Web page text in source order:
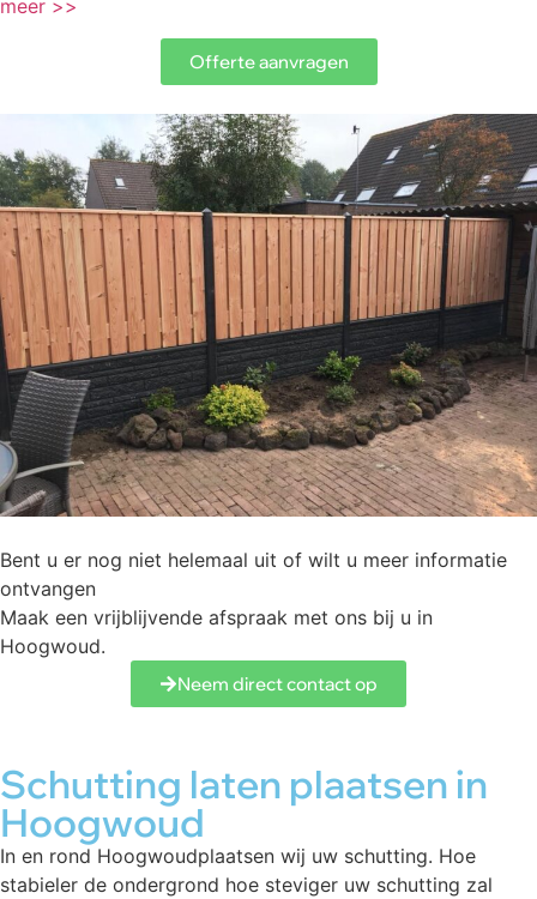
meer >>
Offerte aanvragen
Bent u er nog niet helemaal uit of wilt u meer informatie
ontvangen
Maak een vrijblijvende afspraak met ons bij u in
Hoogwoud.
Neem direct contact op
Schutting laten plaatsen in
Hoogwoud
In en rond Hoogwoudplaatsen wij uw schutting. Hoe
stabieler de ondergrond hoe steviger uw schutting zal